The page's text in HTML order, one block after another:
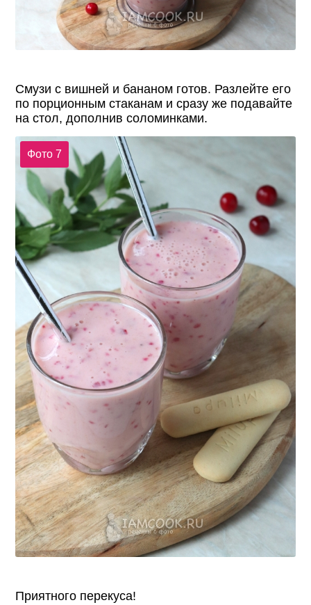
Смузи с вишней и бананом готов. Разлейте его
по порционным стаканам и сразу же подавайте
на стол, дополнив соломинками.
Фото 7
Приятного перекуса!